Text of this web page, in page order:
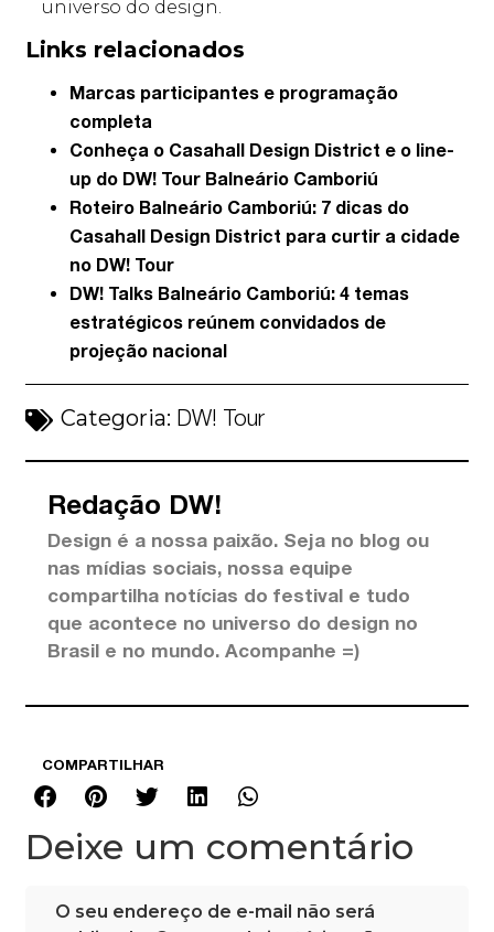
universo do design.
Links relacionados
Marcas participantes e programação
completa
Conheça o Casahall Design District e o line-
up do DW! Tour Balneário Camboriú
Roteiro Balneário Camboriú: 7 dicas do
Casahall Design District para curtir a cidade
no DW! Tour
DW! Talks Balneário Camboriú: 4 temas
estratégicos reúnem convidados de
projeção nacional
Categoria: DW! Tour
Redação DW!
Design é a nossa paixão. Seja no blog ou
nas mídias sociais, nossa equipe
compartilha notícias do festival e tudo
que acontece no universo do design no
Brasil e no mundo. Acompanhe =)
COMPARTILHAR
Deixe um comentário
O seu endereço de e-mail não será